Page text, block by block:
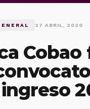
27 ABRIL, 2020
Cobao